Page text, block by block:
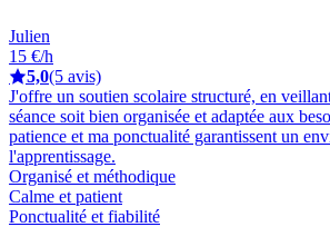
Julien
15 €/h
5,0(5 avis)
J'offre un soutien scolaire structuré, en
séance soit bien organisée et adaptée aux
patience et ma ponctualité garantissent un
l'apprentissage.
Organisé et méthodique
Calme et patient
Ponctualité et fiabilité